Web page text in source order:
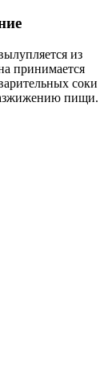
из
принимается
соки
пищи.